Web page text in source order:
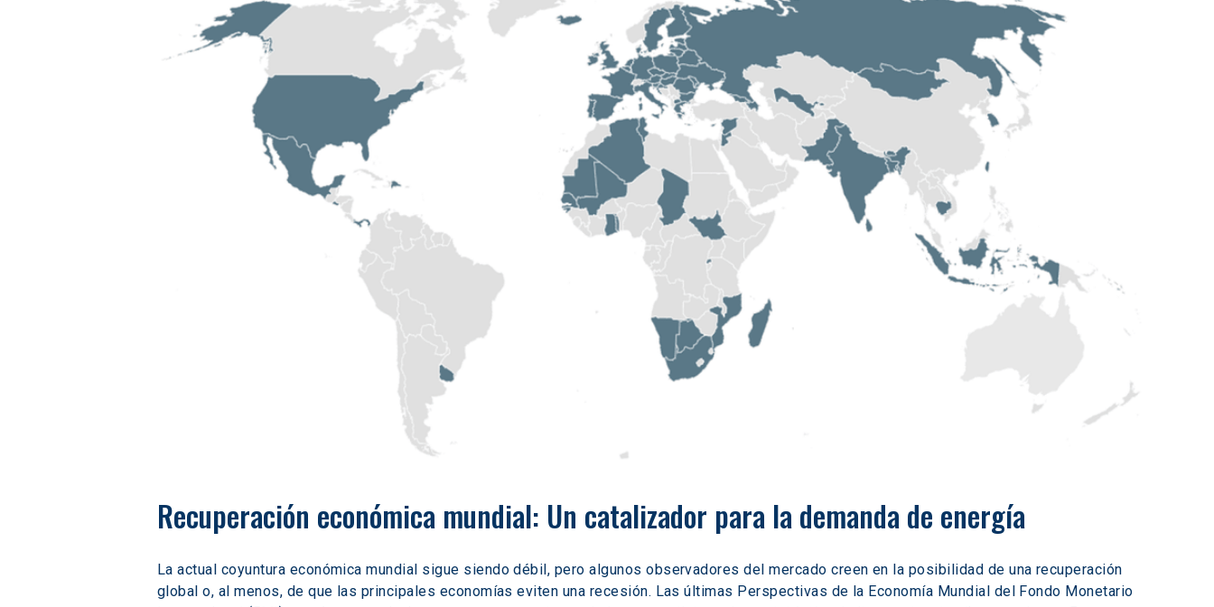
Recuperación económica mundial: Un catalizador para la demanda de energía
La actual coyuntura económica mundial sigue siendo débil, pero algunos observadores del mercado creen en la posibilidad de una recuperación
global o, al menos, de que las principales economías eviten una recesión. Las últimas Perspectivas de la Economía Mundial del Fondo Monetario